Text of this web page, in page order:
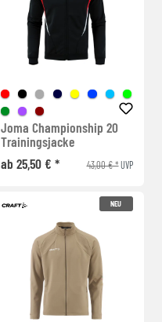
Joma Championship 20
Trainingsjacke
ab 25,50 € *
43,00 € *UVP
NEU